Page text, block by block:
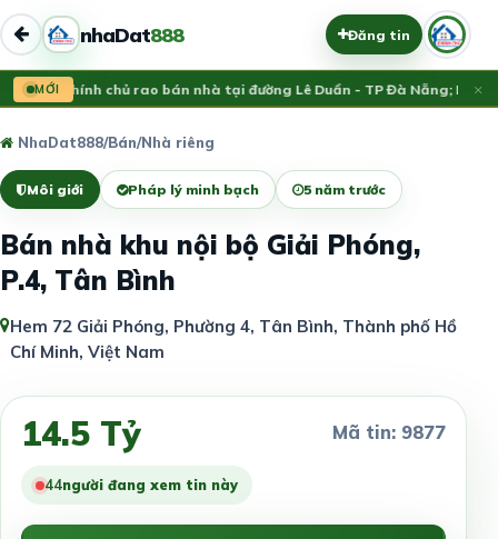
nhaDat888 Đăng tin
MỚI
đăng:Chính chủ rao bán nhà tại đường Lê Duẩn - TP Đà Nẵng; DT 1×
NhaDat888/Bán/Nhà riêng
Môi giới Pháp lý minh bạch 5 năm trước
Bán nhà khu nội bộ Giải Phóng,
P.4, Tân Bình
Hem 72 Giải Phóng, Phường 4, Tân Bình, Thành phố Hồ
Chí Minh, Việt Nam
14.5 Tỷ Mã tin: 9877
44người đang xem tin này